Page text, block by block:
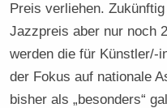
Preis verliehen.
Jazzpreis aber nur noch
werden die für Künstler/-
der Fokus auf nationale
bisher als „besonders“